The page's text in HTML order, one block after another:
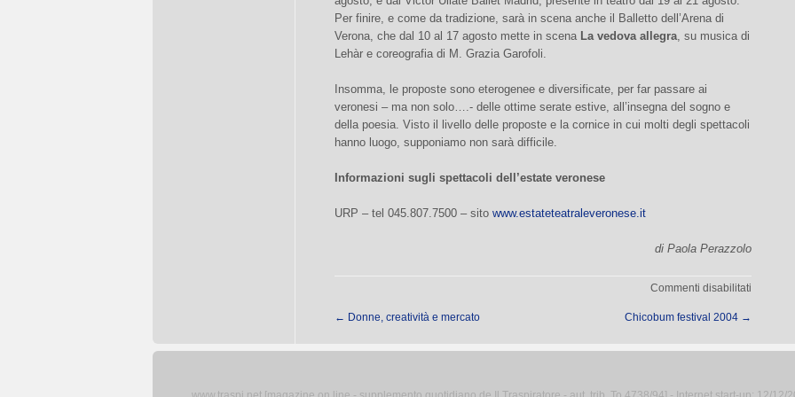
Per finire, e come da tradizione, sarà in scena anche il Balletto dell’Arena di
Verona, che dal 10 al 17 agosto mette in scena La vedova allegra, su musica di
Lehàr e coreografia di M. Grazia Garofoli.
Insomma, le proposte sono eterogenee e diversificate, per far passare ai
veronesi – ma non solo….- delle ottime serate estive, all’insegna del sogno e
della poesia. Visto il livello delle proposte e la cornice in cui molti degli spettacoli
hanno luogo, supponiamo non sarà difficile.
Informazioni sugli spettacoli dell’estate veronese
URP – tel 045.807.7500 – sito www.estateteatraleveronese.it
di Paola Perazzolo
Commenti disabilitati
estive
← Donne, creatività e mercato Chicobum festival 2004 →